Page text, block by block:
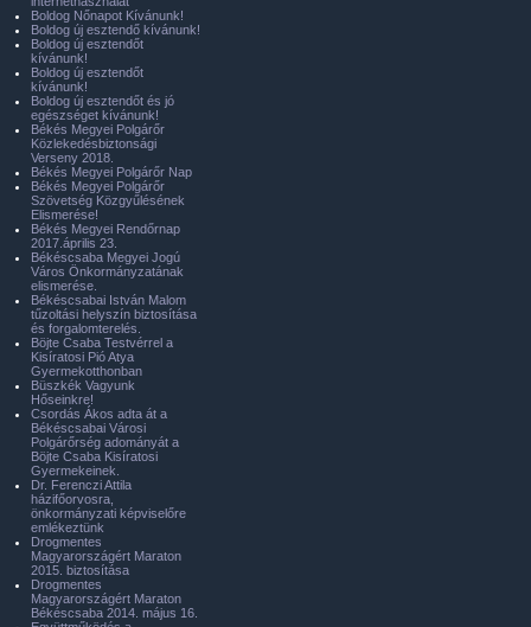
Boldog Nőnapot Kívánunk!
Boldog új esztendő kívánunk!
Boldog új esztendőt
kívánunk!
Boldog új esztendőt
kívánunk!
Boldog új esztendőt és jó
egészséget kívánunk!
Békés Megyei Polgárőr
Közlekedésbiztonsági
Verseny 2018.
Békés Megyei Polgárőr Nap
Békés Megyei Polgárőr
Szövetség Közgyűlésének
Elismerése!
Békés Megyei Rendőrnap
2017.április 23.
Békéscsaba Megyei Jogú
Város Önkormányzatának
elismerése.
Békéscsabai István Malom
tűzoltási helyszín biztosítása
és forgalomterelés.
Böjte Csaba Testvérrel a
Kisíratosi Pió Atya
Gyermekotthonban
Büszkék Vagyunk
Hőseinkre!
Csordás Ákos adta át a
Békéscsabai Városi
Polgárőrség adományát a
Böjte Csaba Kisíratosi
Gyermekeinek.
Dr. Ferenczi Attila
házifőorvosra,
önkormányzati képviselőre
emlékeztünk
Drogmentes
Magyarországért Maraton
2015. biztosítása
Drogmentes
Magyarországért Maraton
Békéscsaba 2014. május 16.